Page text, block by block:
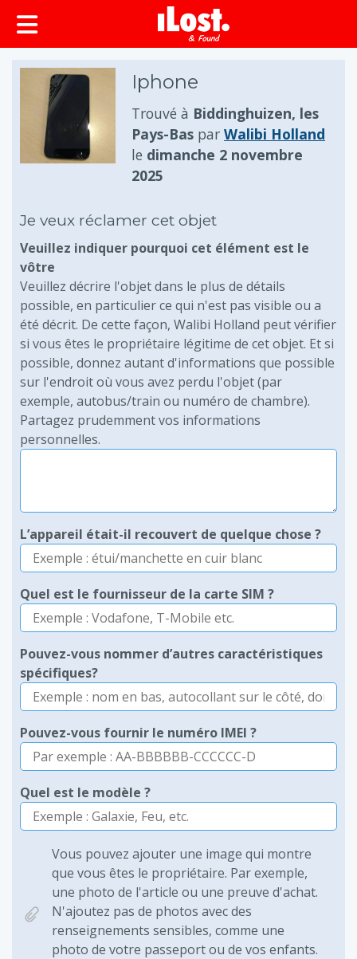
principal
Iphone
Trouvé à Biddinghuizen, les
Pays-Bas par Walibi Holland
le dimanche 2 novembre
2025
Je veux réclamer cet objet
Veuillez indiquer pourquoi cet élément est le
vôtre
Veuillez décrire l'objet dans le plus de détails
possible, en particulier ce qui n'est pas visible ou a
été décrit. De cette façon, Walibi Holland peut vérifier
si vous êtes le propriétaire légitime de cet objet. Et si
possible, donnez autant d'informations que possible
sur l'endroit où vous avez perdu l'objet (par
exemple, autobus/train ou numéro de chambre).
Partagez prudemment vos informations
personnelles.
L’appareil était-il recouvert de quelque chose ?
Quel est le fournisseur de la carte SIM ?
Pouvez-vous nommer d’autres caractéristiques
spécifiques?
Pouvez-vous fournir le numéro IMEI ?
Quel est le modèle ?
Vous pouvez ajouter une image qui montre
que vous êtes le propriétaire. Par exemple,
une photo de l'article ou une preuve d'achat.
N'ajoutez pas de photos avec des
renseignements sensibles, comme une
photo de votre passeport ou de vos enfants.